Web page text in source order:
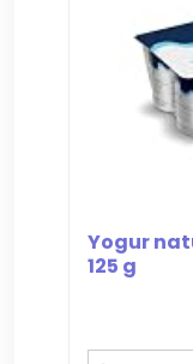
Yogur
125 g